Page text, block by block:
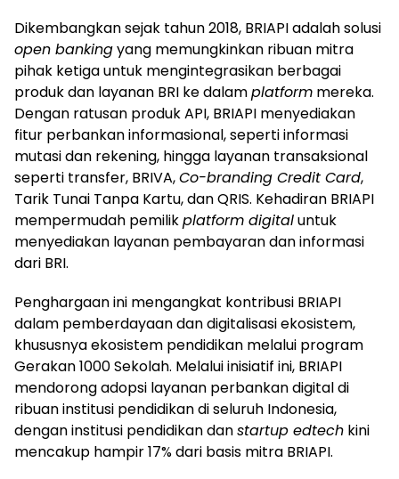
Dikembangkan sejak tahun 2018, BRIAPI adalah solusi
open bankingyang memungkinkan ribuan mitra
pihak ketiga untuk mengintegrasikan berbagai
produk dan layanan BRI ke dalamplatform mereka.
Dengan ratusan produk API, BRIAPI menyediakan
fitur perbankan informasional, seperti informasi
mutasi dan rekening, hingga layanan transaksional
seperti transfer, BRIVA,Co-branding Credit Card,
Tarik Tunai Tanpa Kartu, dan QRIS. Kehadiran BRIAPI
mempermudah pemilikplatform digitaluntuk
menyediakan layanan pembayaran dan informasi
dari BRI.
Penghargaan ini mengangkat kontribusi BRIAPI
dalam pemberdayaan dan digitalisasi ekosistem,
khususnya ekosistem pendidikan melalui program
Gerakan 1000 Sekolah. Melalui inisiatif ini, BRIAPI
mendorong adopsi layanan perbankan digital di
ribuan institusi pendidikan di seluruh Indonesia,
dengan institusi pendidikan danstartup edtech kini
mencakup hampir 17% dari basis mitra BRIAPI.